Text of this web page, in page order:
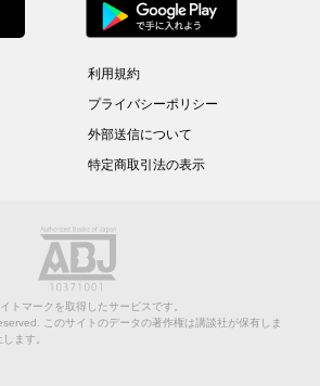
利用規約
プライバシーポリシー
外部送信について
特定商取引法の表示
トマークを取得したサービスです。
このサイトのデータの著作権は講談社が保有しま
ます。